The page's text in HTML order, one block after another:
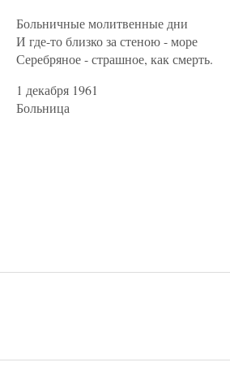
Больничные молитвенные дни
И где-то близко за стеною - море
Серебряное - страшное, как смерть.
1 декабря 1961
Больница